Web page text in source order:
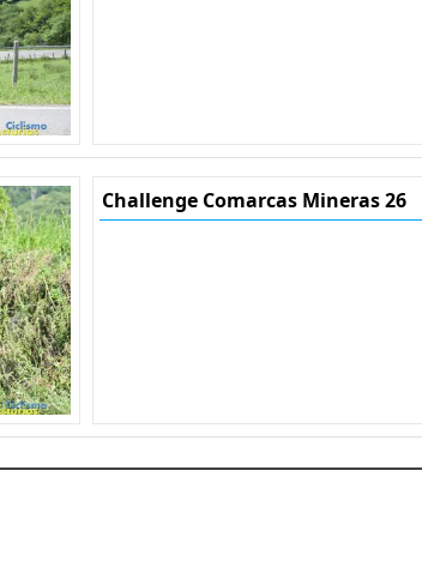
Challenge Comarcas Mineras 26